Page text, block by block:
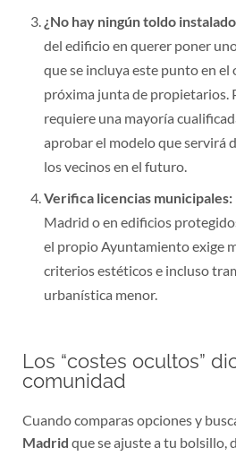
¿No hay ningún toldo
del edificio en querer poner
que se incluya este punto en el
próxima junta de propietarios.
requiere una mayoría
aprobar el modelo que servirá
los vecinos en el futuro.
Verifica licencias municipales:
Madrid o en edificios
el propio Ayuntamiento exige
criterios estéticos e incluso
urbanística menor.
Los “costes ocultos”
comunidad
Cuando comparas opciones y
Madrid que se ajuste a tu bolsillo,